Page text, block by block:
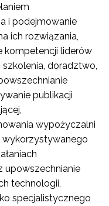
i podejmowanie
ich rozwiązania,
kompetencji liderów
doradztwo,
publikacji
wypożyczalni
upowszechnianie
technologii,
specjalistycznego